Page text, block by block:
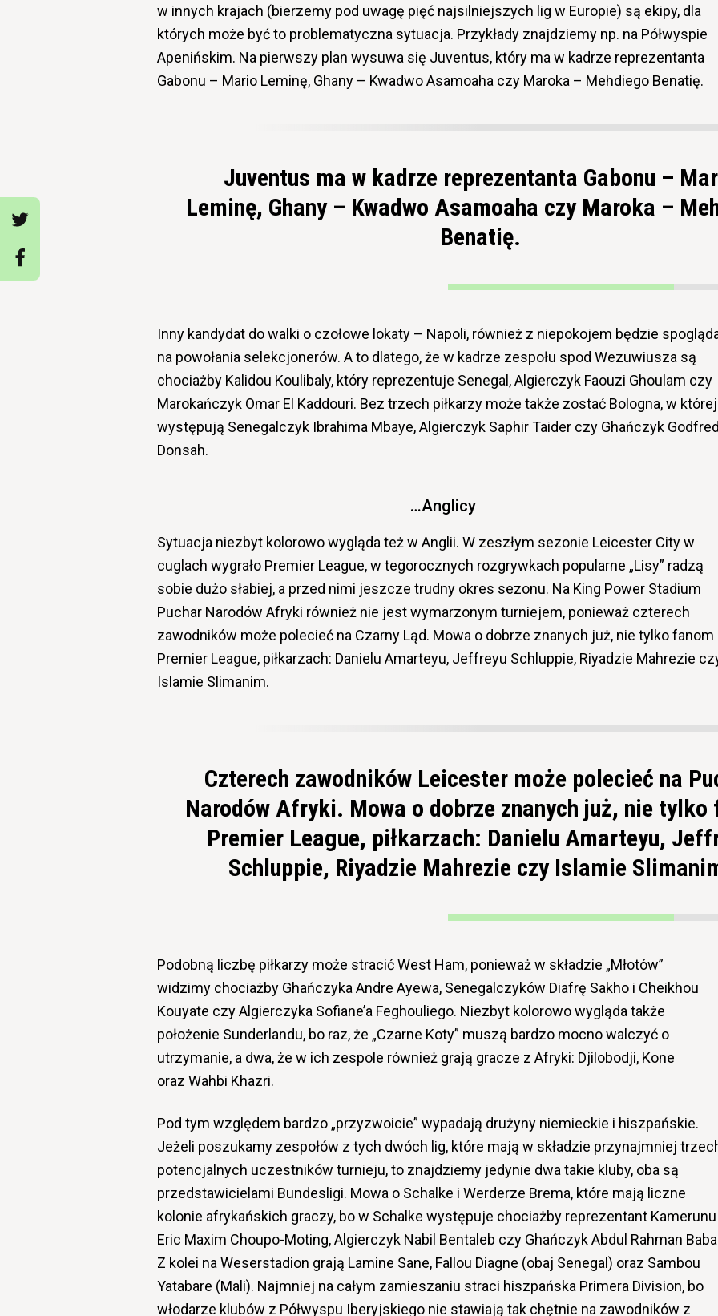
w innych krajach (bierzemy pod uwagę pięć najsilniejszych lig w Europie) są ekipy, dla
których może być to problematyczna sytuacja. Przykłady znajdziemy np. na Półwyspie
Apenińskim. Na pierwszy plan wysuwa się Juventus, który ma w kadrze reprezentanta
Gabonu – Mario Leminę, Ghany – Kwadwo Asamoaha czy Maroka – Mehdiego Benatię.
Juventus ma w kadrze reprezentanta Gabonu –
Leminę, Ghany – Kwadwo Asamoaha czy Maroka –
Benatię.
Inny kandydat do walki o czołowe lokaty – Napoli, również z niepokojem będzie
na powołania selekcjonerów. A to dlatego, że w kadrze zespołu spod Wezuwiusza są
chociażby Kalidou Koulibaly, który reprezentuje Senegal, Algierczyk Faouzi Ghoulam czy
Marokańczyk Omar El Kaddouri. Bez trzech piłkarzy może także zostać Bologna, w której
występują Senegalczyk Ibrahima Mbaye, Algierczyk Saphir Taider czy Ghańczyk
Donsah.
…Anglicy
Sytuacja niezbyt kolorowo wygląda też w Anglii. W zeszłym sezonie Leicester City w
cuglach wygrało Premier League, w tegorocznych rozgrywkach popularne „Lisy” radzą
sobie dużo słabiej, a przed nimi jeszcze trudny okres sezonu. Na King Power Stadium
Puchar Narodów Afryki również nie jest wymarzonym turniejem, ponieważ czterech
zawodników może polecieć na Czarny Ląd. Mowa o dobrze znanych już, nie tylko fanom
Premier League, piłkarzach: Danielu Amarteyu, Jeffreyu Schluppie, Riyadzie Mahrezie
Islamie Slimanim.
Czterech zawodników Leicester może polecieć na
Narodów Afryki. Mowa o dobrze znanych już, nie tylko
Premier League, piłkarzach: Danielu Amarteyu,
Schluppie, Riyadzie Mahrezie czy Islamie
Podobną liczbę piłkarzy może stracić West Ham, ponieważ w składzie „Młotów”
widzimy chociażby Ghańczyka Andre Ayewa, Senegalczyków Diafrę Sakho i Cheikhou
Kouyate czy Algierczyka Sofiane’a Feghouliego. Niezbyt kolorowo wygląda także
położenie Sunderlandu, bo raz, że „Czarne Koty” muszą bardzo mocno walczyć o
utrzymanie, a dwa, że w ich zespole również grają gracze z Afryki: Djilobodji, Kone
oraz Wahbi Khazri.
Pod tym względem bardzo „przyzwoicie” wypadają drużyny niemieckie i hiszpańskie.
Jeżeli poszukamy zespołów z tych dwóch lig, które mają w składzie przynajmniej
potencjalnych uczestników turnieju, to znajdziemy jedynie dwa takie kluby, oba są
przedstawicielami Bundesligi. Mowa o Schalke i Werderze Brema, które mają liczne
kolonie afrykańskich graczy, bo w Schalke występuje chociażby reprezentant Kamerunu
Eric Maxim Choupo-Moting, Algierczyk Nabil Bentaleb czy Ghańczyk Abdul Rahman
Z kolei na Weserstadion grają Lamine Sane, Fallou Diagne (obaj Senegal) oraz Sambou
Yatabare (Mali). Najmniej na całym zamieszaniu straci hiszpańska Primera Division, bo
włodarze klubów z Półwyspu Iberyjskiego nie stawiają tak chętnie na zawodników z